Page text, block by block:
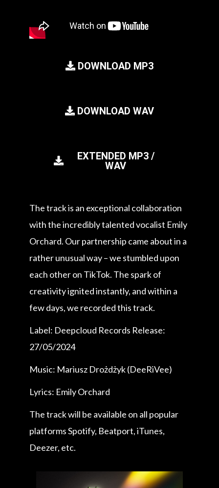
DOWNLOAD MP3
DOWNLOAD WAV
EXTENDED MP3 /
WAV
The track is an exceptional collaboration
with the incredibly talented vocalist Emily
Orchard. Our partnership came about in a
rather unusual way – we stumbled upon
each other on TikTok. The spark of
creativity ignited instantly, and within a
few days, we recorded this track.
Label: Deepcloud Records Release:
27/05/2024
Music: Mariusz Drożdżyk (DeeRiVee)
Lyrics: Emily Orchard
The track will be available on all popular
platforms Spotify, Beatport, iTunes,
Deezer, etc.